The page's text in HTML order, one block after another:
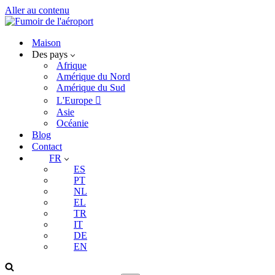
Aller au contenu
Maison
Des pays
Afrique
Amérique du Nord
Amérique du Sud
L'Europe 
Asie
Océanie
Blog
Contact
FR
ES
PT
NL
EL
TR
IT
DE
EN